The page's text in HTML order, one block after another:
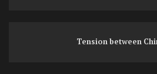
Tension between